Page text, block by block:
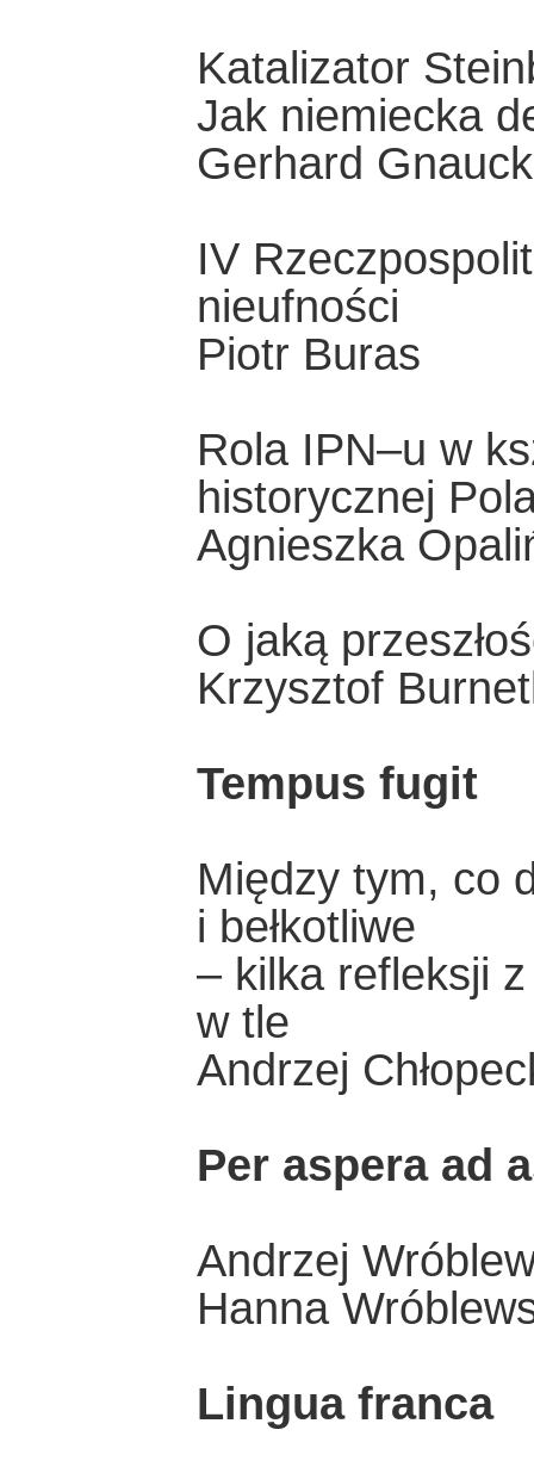
Katalizator
Jak niemiecka
Gerhard Gnauck
IV
nieufności
Piotr Buras
Rola IPN–u w
historycznej
Agnieszka
O jaką
Krzysztof
Tempus fugit
Między tym, co
i bełkotliwe
– kilka refleksji
w tle
Andrzej
Per aspera ad
Andrzej
Hanna
Lingua franca